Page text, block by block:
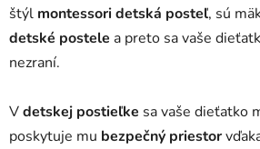
štýl montessoridetská posteľ, sú
detské postele a preto sa vaše
nezraní.
Vdetskej postieľke sa vaše dieťatko
poskytuje mu bezpečný priestor